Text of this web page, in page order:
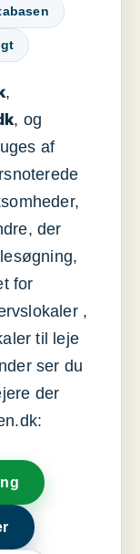
,
, og
af
der
for
,
til leje
ser du
der